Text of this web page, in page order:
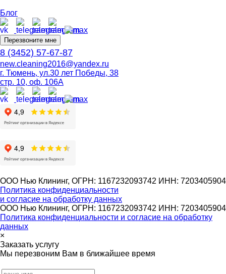
Блог
Перезвоните мне
8 (3452) 57-67-87
new.cleaning2016@yandex.ru
г. Тюмень, ул.30 лет Победы, 38
стр. 10, оф. 106А
ООО Нью Клининг, ОГРН: 1167232093742 ИНН: 7203405904
Политика конфиденциальности
и согласие на обработку данных
ООО Нью Клининг, ОГРН: 1167232093742 ИНН: 7203405904
Политика конфиденциальности и согласие на обработку
данных
×
Заказать услугу
Мы перезвоним Вам в ближайшее время